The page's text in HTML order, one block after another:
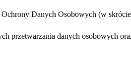
Danych Osobowych (w
przetwarzania danych osobowych